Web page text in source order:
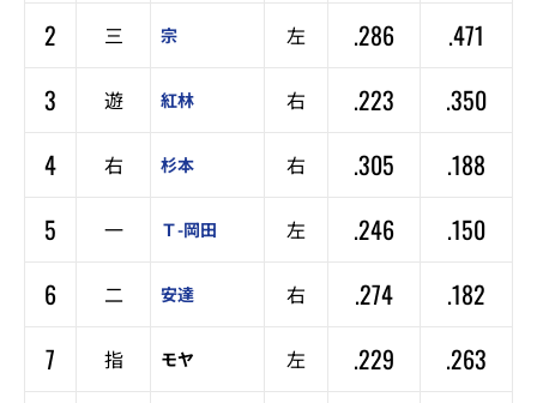
2
三 宗 左 .286
.471
3
遊 紅林 右 .223
.350
4
右 杉本 右 .305
.188
5
一 Ｔ-岡田 左 .246
.150
6
二 安達 右 .274
.182
7
指 モヤ 左 .229
.263